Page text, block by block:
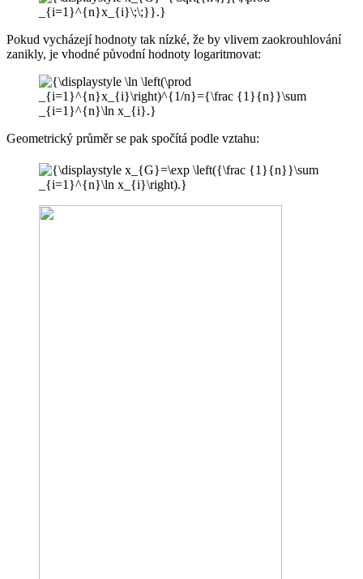
Pokud vycházejí hodnoty tak nízké, že by vlivem zaokrouhlování
zanikly, je vhodné původní hodnoty logaritmovat:
Geometrický průměr se pak spočítá podle vztahu: